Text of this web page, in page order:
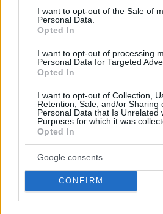
consent section.
I want to opt-out of the Sale of
Personal Data.
Opted In
I want to opt-out of processing
Personal Data for Targeted
Opted In
I want to opt-out of Collection,
Retention, Sale, and/or Sharing
Personal Data that Is Unrelated
Purposes for which it was
Opted In
Google consents
CONFIRM
Προηγούμενη
Νέα Εγνατία